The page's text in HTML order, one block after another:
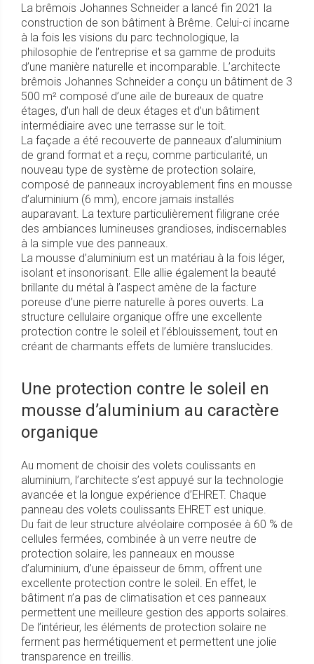
La brêmois Johannes Schneider a lancé fin 2021 la
construction de son bâtiment à Brême. Celui-ci incarne
à la fois les visions du parc technologique, la
philosophie de l’entreprise et sa gamme de produits
d’une manière naturelle et incomparable. L’architecte
brêmois Johannes Schneider a conçu un bâtiment de 3
500 m² composé d’une aile de bureaux de quatre
étages, d’un hall de deux étages et d’un bâtiment
intermédiaire avec une terrasse sur le toit.
La façade a été recouverte de panneaux d’aluminium
de grand format et a reçu, comme particularité, un
nouveau type de système de protection solaire,
composé de panneaux incroyablement fins en mousse
d’aluminium (6 mm), encore jamais installés
auparavant. La texture particulièrement filigrane crée
des ambiances lumineuses grandioses, indiscernables
à la simple vue des panneaux.
La mousse d’aluminium est un matériau à la fois léger,
isolant et insonorisant. Elle allie également la beauté
brillante du métal à l’aspect amène de la facture
poreuse d’une pierre naturelle à pores ouverts. La
structure cellulaire organique offre une excellente
protection contre le soleil et l’éblouissement, tout en
créant de charmants effets de lumière translucides.
Une protection contre le soleil en
mousse d’aluminium au caractère
organique
Au moment de choisir des volets coulissants en
aluminium, l’architecte s’est appuyé sur la technologie
avancée et la longue expérience d’EHRET. Chaque
panneau des volets coulissants EHRET est unique.
Du fait de leur structure alvéolaire composée à 60 % de
cellules fermées, combinée à un verre neutre de
protection solaire, les panneaux en mousse
d’aluminium, d’une épaisseur de 6mm, offrent une
excellente protection contre le soleil. En effet, le
bâtiment n’a pas de climatisation et ces panneaux
permettent une meilleure gestion des apports solaires.
De l’intérieur, les éléments de protection solaire ne
ferment pas hermétiquement et permettent une jolie
transparence en treillis.